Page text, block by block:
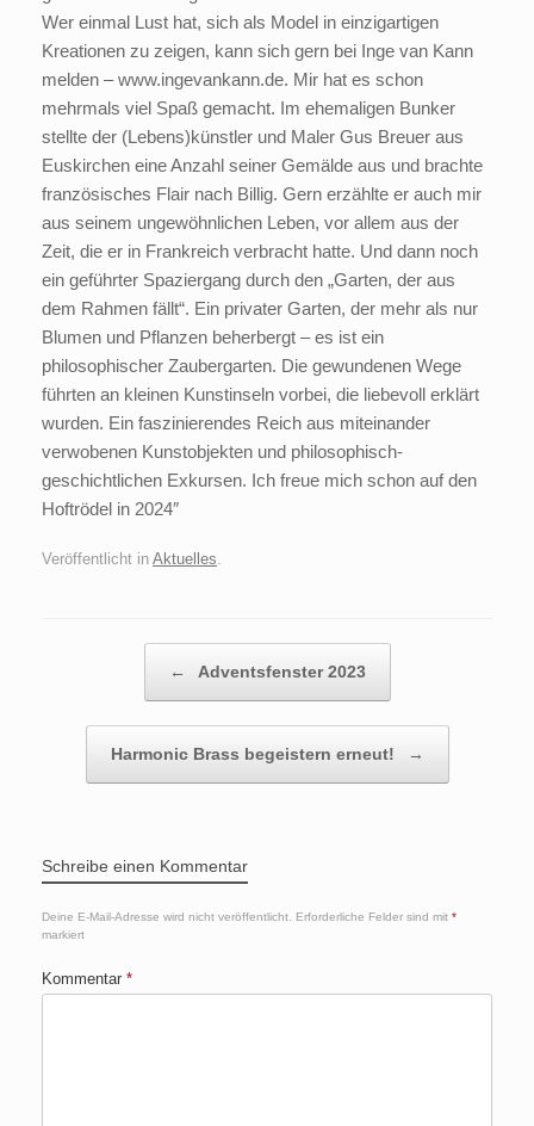
Wer einmal Lust hat, sich als Model in einzigartigen
Kreationen zu zeigen, kann sich gern bei Inge van Kann
melden – www.ingevankann.de. Mir hat es schon
mehrmals viel Spaß gemacht. Im ehemaligen Bunker
stellte der (Lebens)künstler und Maler Gus Breuer aus
Euskirchen eine Anzahl seiner Gemälde aus und brachte
französisches Flair nach Billig. Gern erzählte er auch mir
aus seinem ungewöhnlichen Leben, vor allem aus der
Zeit, die er in Frankreich verbracht hatte. Und dann noch
ein geführter Spaziergang durch den „Garten, der aus
dem Rahmen fällt“. Ein privater Garten, der mehr als nur
Blumen und Pflanzen beherbergt – es ist ein
philosophischer Zaubergarten. Die gewundenen Wege
führten an kleinen Kunstinseln vorbei, die liebevoll erklärt
wurden. Ein faszinierendes Reich aus miteinander
verwobenen Kunstobjekten und philosophisch-
geschichtlichen Exkursen. Ich freue mich schon auf den
Hoftrödel in 2024″
Veröffentlicht in Aktuelles
← Adventsfenster 2023
Harmonic Brass begeistern erneut! →
Schreibe einen Kommentar
Deine E-Mail-Adresse wird nicht veröffentlicht. Erforderliche Felder sind mit *
markiert
Kommentar *